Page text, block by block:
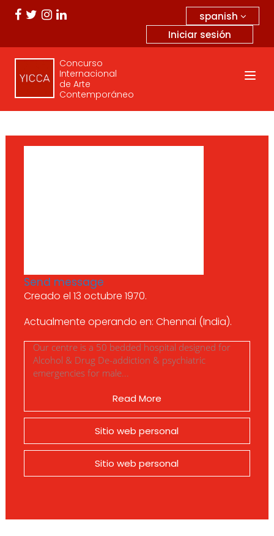
spanish
Iniciar sesión
Concurso
Internacional
de Arte
Contemporáneo
Send message
Creado el 13 octubre 1970.
Actualmente operando en: Chennai (India).
Our centre is a 50 bedded hospital designed for
Alcohol & Drug De-addiction & psychiatric
emergencies for male...
Read More
Sitio web personal
Sitio web personal